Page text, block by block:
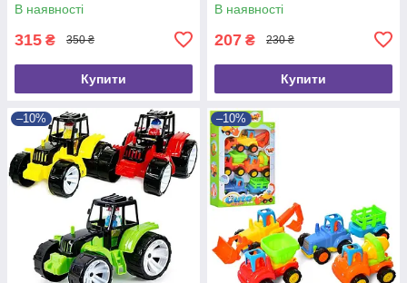
В наявності
315 ₴ 350 ₴
Купити
В наявності
207 ₴ 230 ₴
Купити
–10% –10%